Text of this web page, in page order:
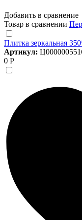
Добавить в сравнение
Товар в сравнении
Плитка зеркальная
Артикул:
0 Р